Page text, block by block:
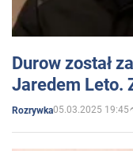
Durow został
Jaredem Leto.
Rozrywka05.03.2025 19:45